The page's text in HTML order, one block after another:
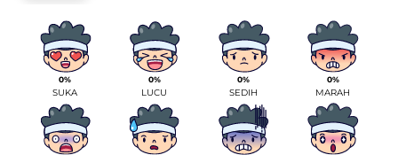
0%
SUKA
0%
LUCU
0%
SEDIH
0%
MARAH